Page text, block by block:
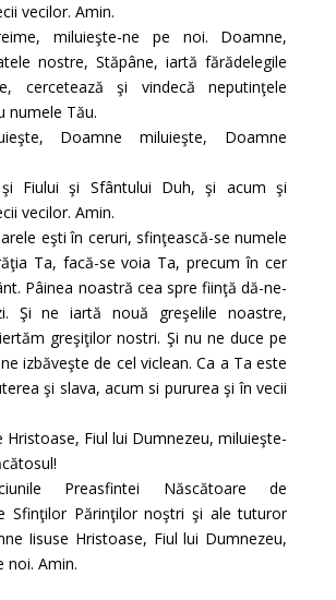
vecilor. Amin.
miluieşte-ne pe noi. Doamne,
nostre, Stăpâne, iartă fărădelegile
cercetează şi vindecă neputinţele
numele Tău.
Doamne miluieşte, Doamne
Fiului şi Sfântului Duh, şi acum şi
vecilor. Amin.
eşti în ceruri, sfinţească-se numele
Ta, facă-se voia Ta, precum în cer
Pâinea noastră cea spre fiinţă dă-ne-
Şi ne iartă nouă greşelile noastre,
greşiţilor nostri. Şi nu ne duce pe
izbăveşte de cel viclean. Ca a Ta este
şi slava, acum si pururea şi în vecii
Hristoase, Fiul lui Dumnezeu, miluieşte-
Preasfintei Născătoare de
Sfinţilor Părinţilor noştri şi ale tuturor
Iisuse Hristoase, Fiul lui Dumnezeu,
noi. Amin.